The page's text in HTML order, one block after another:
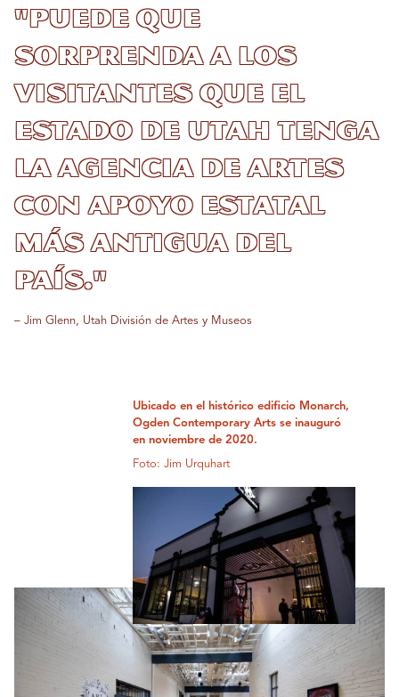
"Puede que
sorprenda a los
visitantes que el
Estado de Utah tenga
la agencia de artes
con apoyo estatal
más antigua del
país."
– Jim Glenn, Utah División de Artes y Museos
Ubicado en el histórico edificio Monarch,
Ogden Contemporary Arts se inauguró
en noviembre de 2020.
Foto: Jim Urquhart